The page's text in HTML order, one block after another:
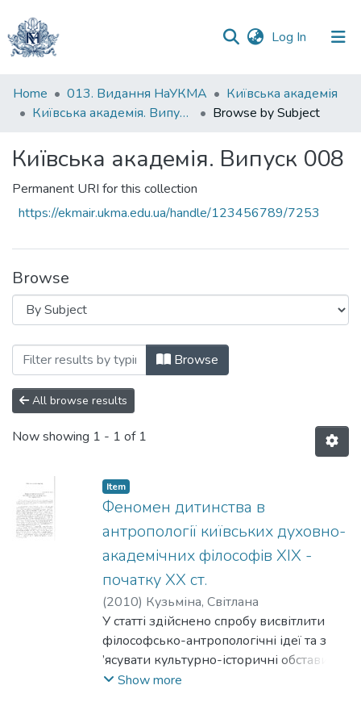
Log In (current)
Communities
&
All of DSpace
Home 013. Видання НаУКМА
Київська академія
Київська академія. Випуск 008
Browse by Subject
Київська академія. Випуск 008
Permanent URI for this collection
https://ekmair.ukma.edu.ua/handle/123456789/7253
Browse
Browsing Київська академія. Випуск
Browse
All browse results
Now showing 1 - 1 of 1
Item
Феномен дитинства в
антропології київських духовно-
академічних філософів XIX -
початку XX ст.
(2010) Кузьміна, Світлана
У статті здійснено спробу висвітлити
філософсько-антропологічні ідеї та з
’ясувати культурно-історичні обставини,
що сприяли усвідомленню у київській
Show more